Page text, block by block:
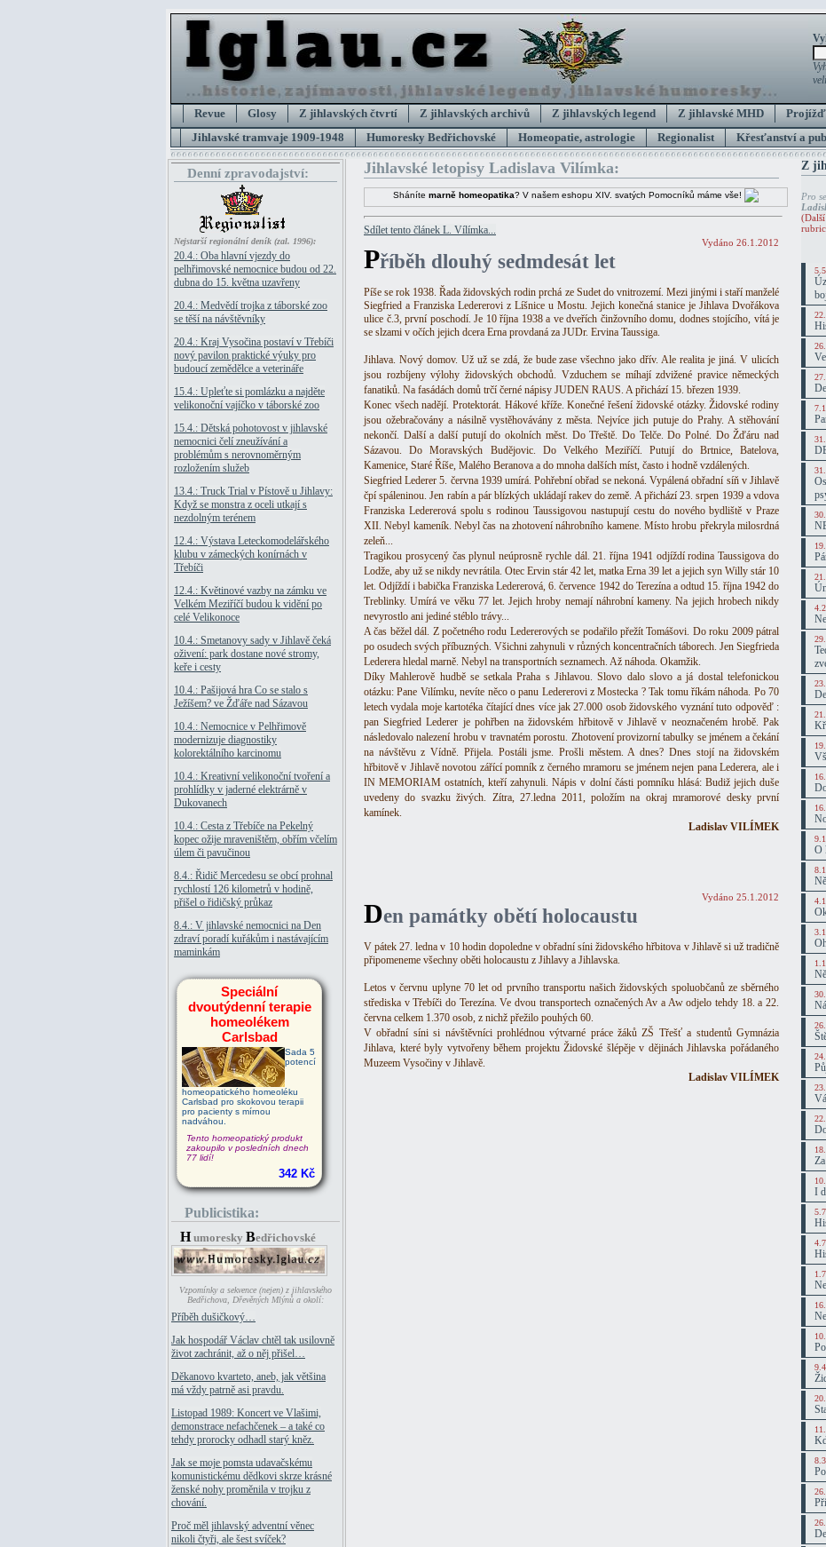
Revue Glosy Z jihlavských čtvrtí Z jihlavských archivů Z jihlavských legend Z jihlavské MHD
Jihlavské tramvaje 1909-1948
Humoresky Bedřichovské Homeopatie, astrologie Regionalist Křesťanství a
Denní zpravodajství:
Nejstarší regionální deník (zal. 1996):
20.4.: Oba hlavní vjezdy do
pelhřimovské nemocnice budou od 22.
dubna do 15. května uzavřeny
20.4.: Medvědí trojka z táborské zoo
se těší na návštěvníky
20.4.: Kraj Vysočina postaví v Třebíči
nový pavilon praktické výuky pro
budoucí zemědělce a veterináře
15.4.: Upleťte si pomlázku a najděte
velikonoční vajíčko v táborské zoo
15.4.: Dětská pohotovost v jihlavské
nemocnici čelí zneužívání a
problémům s nerovnoměrným
rozložením služeb
13.4.: Truck Trial v Pístově u Jihlavy:
Když se monstra z oceli utkají s
nezdolným terénem
12.4.: Výstava Leteckomodelářského
klubu v zámeckých konírnách v
Třebíči
12.4.: Květinové vazby na zámku ve
Velkém Meziříčí budou k vidění po
celé Velikonoce
10.4.: Smetanovy sady v Jihlavě čeká
oživení: park dostane nové stromy,
keře i cesty
10.4.: Pašijová hra Co se stalo s
Ježíšem? ve Žďáře nad Sázavou
10.4.: Nemocnice v Pelhřimově
modernizuje diagnostiky
kolorektálního karcinomu
10.4.: Kreativní velikonoční tvoření a
prohlídky v jaderné elektrárně v
Dukovanech
10.4.: Cesta z Třebíče na Pekelný
kopec ožije mraveništěm, obřím včelím
úlem či pavučinou
8.4.: Řidič Mercedesu se obcí prohnal
rychlostí 126 kilometrů v hodině,
přišel o řidičský průkaz
8.4.: V jihlavské nemocnici na Den
zdraví poradí kuřákům i nastávajícím
maminkám
Speciální
dvoutýdenní terapie
homeolékem
Carlsbad
Sada 5
potencí
homeopatického homeoléku
Carlsbad pro skokovou terapii
pro pacienty s mírnou
nadváhou.
Tento homeopatický produkt
zakoupilo v posledních dnech
77 lidí!
342 Kč
Publicistika:
H umoresky Bedřichovské
Vzpomínky a sekvence (nejen) z jihlavského
Bedřichova, Dřevěných Mlýnů a okolí:
Příběh dušičkový…
Jak hospodář Václav chtěl tak usilovně
život zachránit, až o něj přišel…
Děkanovo kvarteto, aneb, jak většina
má vždy patrně asi pravdu.
Listopad 1989: Koncert ve Vlašimi,
demonstrace nefachčenek – a také co
tehdy prorocky odhadl starý kněz.
Jak se moje pomsta udavačskému
komunistickému dědkovi skrze krásné
ženské nohy proměnila v trojku z
chování.
Proč měl jihlavský adventní věnec
nikoli čtyři, ale šest svíček?
Jihlavské letopisy Ladislava Vilímka:
Sháníte marně homeopatika? V našem eshopu XIV. svatých Pomocníků máme vše!
Sdílet tento článek L. Vílímka...
Vydáno 26.1.2012
Příběh dlouhý sedmdesát let
Píše se rok 1938. Řada židovských rodin prchá ze Sudet do vnitrozemí. Mezi jinými i staří manželé
Siegfried a Franziska Ledererovi z Líšnice u Mostu. Jejich konečná stanice je Jihlava Dvořákova
ulice č.3, první poschodí. Je 10 října 1938 a ve dveřích činžovního domu, dodnes stojícího, vítá je
se slzami v očích jejich dcera Erna provdaná za JUDr. Ervina Taussiga.
Jihlava. Nový domov. Už už se zdá, že bude zase všechno jako dřív. Ale realita je jiná. V ulicích
jsou rozbíjeny výlohy židovských obchodů. Vzduchem se míhají zdvižené pravice německých
fanatiků. Na fasádách domů trčí černé nápisy JUDEN RAUS. A přichází 15. březen 1939.
Konec všech nadějí. Protektorát. Hákové kříže. Konečné řešení židovské otázky. Židovské rodiny
jsou ožebračovány a násilně vystěhovávány z města. Nejvíce jich putuje do Prahy. A stěhování
nekončí. Další a další putují do okolních měst. Do Třeště. Do Telče. Do Polné. Do Žďáru nad
Sázavou. Do Moravských Budějovic. Do Velkého Meziříčí. Putují do Brtnice, Batelova,
Kamenice, Staré Říše, Malého Beranova a do mnoha dalších míst, často i hodně vzdálených.
Siegfried Lederer 5. června 1939 umírá. Pohřební obřad se nekoná. Vypálená obřadní síň v Jihlavě
čpí spáleninou. Jen rabín a pár blízkých ukládají rakev do země. A přichází 23. srpen 1939 a vdova
Franziska Ledererová spolu s rodinou Taussigovou nastupují cestu do nového bydliště v Praze
XII. Nebyl kameník. Nebyl čas na zhotovení náhrobního kamene. Místo hrobu překryla milosrdná
zeleň...
Tragikou prosycený čas plynul neúprosně rychle dál. 21. října 1941 odjíždí rodina Taussigova do
Lodže, aby už se nikdy nevrátila. Otec Ervin stár 42 let, matka Erna 39 let a jejich syn Willy stár 10
let. Odjíždí i babička Franziska Ledererová, 6. července 1942 do Terezína a odtud 15. října 1942 do
Treblinky. Umírá ve věku 77 let. Jejich hroby nemají náhrobní kameny. Na jejich hrobech nikdy
nevyrostlo ani jediné stéblo trávy...
A čas běžel dál. Z početného rodu Ledererových se podařilo přežít Tomášovi. Do roku 2009 pátral
po osudech svých příbuzných. Všichni zahynuli v různých koncentračních táborech. Jen Siegfrieda
Lederera hledal marně. Nebyl na transportních seznamech. Až náhoda. Okamžik.
Díky Mahlerově hudbě se setkala Praha s Jihlavou. Slovo dalo slovo a já dostal telefonickou
otázku: Pane Vilímku, nevíte něco o panu Ledererovi z Mostecka ? Tak tomu říkám náhoda. Po 70
letech vydala moje kartotéka čítající dnes více jak 27.000 osob židovského vyznání tuto odpověď :
pan Siegfried Lederer je pohřben na židovském hřbitově v Jihlavě v neoznačeném hrobě. Pak
následovalo nalezení hrobu v travnatém porostu. Zhotovení provizorní tabulky se jménem a čekání
na návštěvu z Vídně. Přijela. Postáli jsme. Prošli městem. A dnes? Dnes stojí na židovském
hřbitově v Jihlavě novotou zářící pomník z černého mramoru se jménem nejen pana Lederera, ale i
IN MEMORIAM ostatních, kteří zahynuli. Nápis v dolní části pomníku hlásá: Budiž jejich duše
uvedeny do svazku živých. Zítra, 27.ledna 2011, položím na okraj mramorové desky první
kamínek.
Ladislav VILÍMEK
Vydáno 25.1.2012
Den památky obětí holocaustu
V pátek 27. ledna v 10 hodin dopoledne v obřadní síni židovského hřbitova v Jihlavě si už tradičně
připomeneme všechny oběti holocaustu z Jihlavy a Jihlavska.
Letos v červnu uplyne 70 let od prvního transportu našich židovských spoluobčanů ze sběrného
střediska v Třebíči do Terezína. Ve dvou transportech označených Av a Aw odjelo tehdy 18. a 22.
června celkem 1.370 osob, z nichž přežilo pouhých 60.
V obřadní síni si návštěvníci prohlédnou výtvarné práce žáků ZŠ Třešť a studentů Gymnázia
Jihlava, které byly vytvořeny během projektu Židovské šlépěje v dějinách Jihlavska pořádaného
Muzeem Vysočiny v Jihlavě.
Ladislav VILÍMEK
Z
Pro
O
I